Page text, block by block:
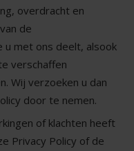
overdracht en
de
u met ons deelt, alsook
verschaffen
Wij verzoeken u dan
door te nemen.
of klachten heeft
Privacy Policy of de